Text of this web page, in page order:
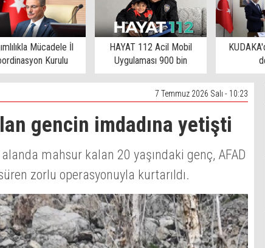
Mücadele İl
Kurulu
toplandı
HAYAT 112 Acil Mobil
Uygulaması 900 bin
eşiğinde
7 Temmuz 2026 Salı - 10:23
gencin imdadına yetişti
mahsur kalan 20 yaşındaki genç, AFAD
zorlu operasyonuyla kurtarıldı.